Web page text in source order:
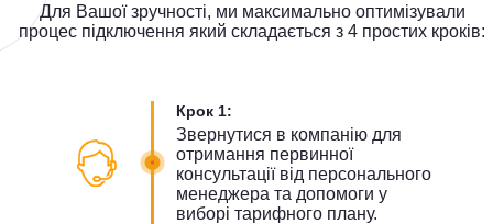
Для Вашої зручності, ми максимально оптимізували
процес підключення який складається з 4 простих кроків:
Крок 1:
Звернутися в компанію для
отримання первинної
консультації від персонального
менеджера та допомоги у
виборі тарифного плану.